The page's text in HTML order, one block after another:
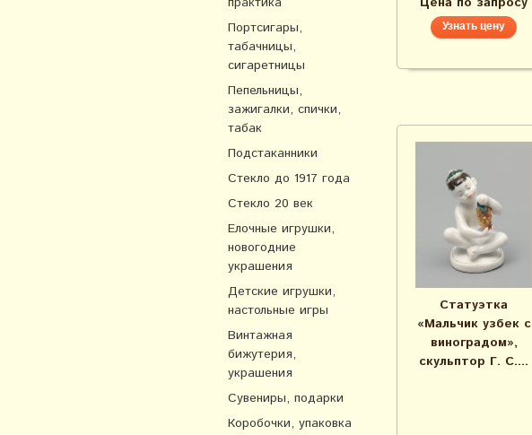
Портсигары,
табачницы,
сигаретницы
Пепельницы,
зажигалки, спички,
табак
Подстаканники
Стекло до 1917 года
Стекло 20 век
Елочные игрушки,
новогодние
украшения
Детские игрушки,
настольные игры
Винтажная
бижутерия,
украшения
Сувениры, подарки
Коробочки, упаковка
Узнать цену
Статуэтка
«Мальчик узбек с
виноградом»,
скульптор Г. С....